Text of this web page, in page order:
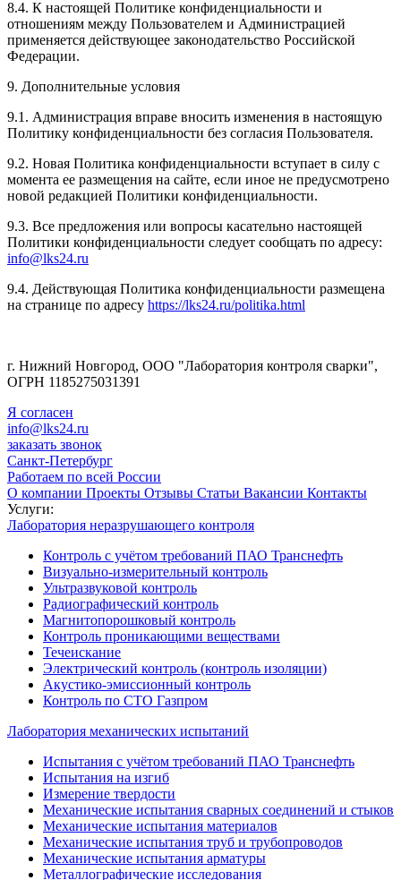
8.4. К настоящей Политике конфиденциальности и
отношениям между Пользователем и Администрацией
применяется действующее законодательство Российской
Федерации.
9. Дополнительные условия
9.1. Администрация вправе вносить изменения в настоящую
Политику конфиденциальности без согласия Пользователя.
9.2. Новая Политика конфиденциальности вступает в силу с
момента ее размещения на сайте, если иное не предусмотрено
новой редакцией Политики конфиденциальности.
9.3. Все предложения или вопросы касательно настоящей
Политики конфиденциальности следует сообщать по адресу:
info@lks24.ru
9.4. Действующая Политика конфиденциальности размещена
на странице по адресу https://lks24.ru/politika.html
г. Нижний Новгород, ООО "Лаборатория контроля сварки",
ОГРН 1185275031391
Я согласен
info@lks24.ru
заказать звонок
Санкт-Петербург
Работаем по всей России
О компании Проекты Отзывы Статьи Вакансии Контакты
Услуги:
Лаборатория неразрушающего контроля
Контроль с учётом требований ПАО Транснефть
Визуально-измерительный контроль
Ультразвуковой контроль
Радиографический контроль
Магнитопорошковый контроль
Контроль проникающими веществами
Течеискание
Электрический контроль (контроль изоляции)
Акустико-эмиссионный контроль
Контроль по СТО Газпром
Лаборатория механических испытаний
Испытания с учётом требований ПАО Транснефть
Испытания на изгиб
Измерение твердости
Механические испытания сварных соединений и стыков
Механические испытания материалов
Механические испытания труб и трубопроводов
Механические испытания арматуры
Металлографические исследования